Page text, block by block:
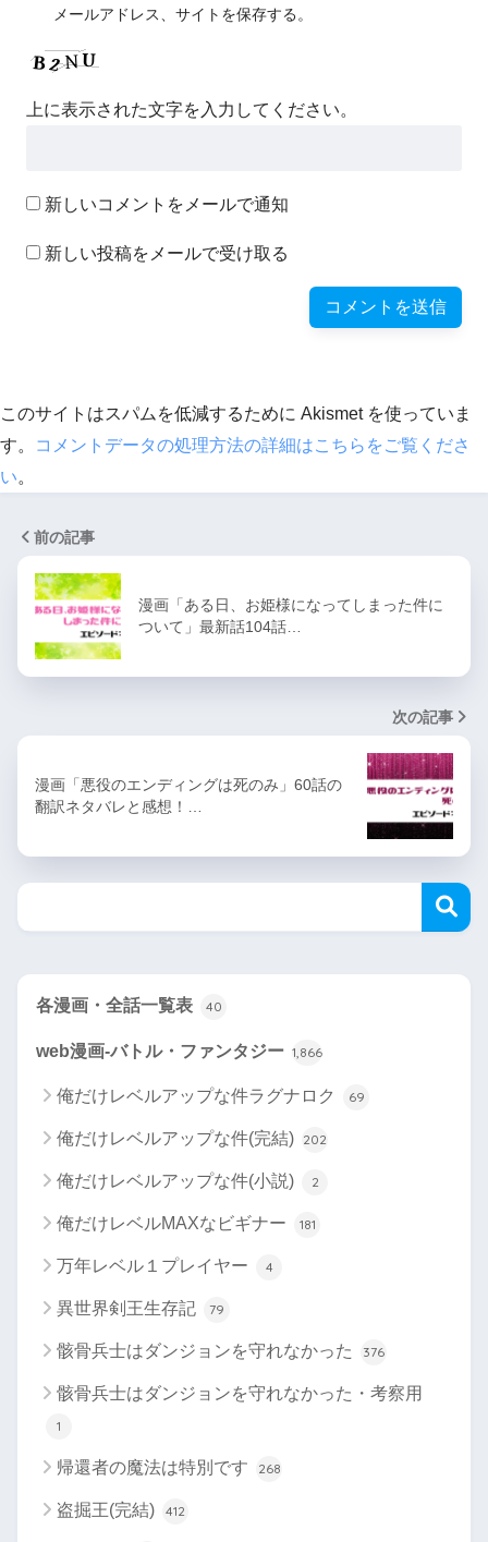
メールアドレス、サイトを保存する。
上に表示された文字を入力してください。
新しいコメントをメールで通知
新しい投稿をメールで受け取る
このサイトはスパムを低減するために Akismet を使っていま
す。
コメントデータの処理方法の詳細はこちらをご覧くださ
い。
前の記事
漫画「ある日、お姫様になってしまった件に
ついて」最新話104話…
次の記事
漫画「悪役のエンディングは死のみ」60話の
翻訳ネタバレと感想！…
各漫画・全話一覧表 40
web漫画-バトル・ファンタジー 1,866
俺だけレベルアップな件ラグナロク 69
俺だけレベルアップな件(完結) 202
俺だけレベルアップな件(小説) 2
俺だけレベルMAXなビギナー 181
万年レベル１プレイヤー 4
異世界剣王生存記 79
骸骨兵士はダンジョンを守れなかった 376
骸骨兵士はダンジョンを守れなかった・考察用
1
帰還者の魔法は特別です 268
盗掘王(完結) 412